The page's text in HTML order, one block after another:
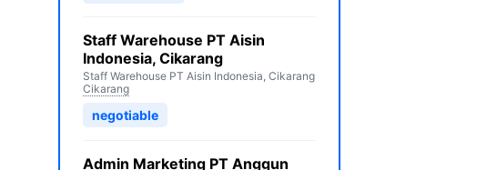
Staff Warehouse PT Aisin
Indonesia, Cikarang
Staff Warehouse PT Aisin Indonesia, Cikarang
Cikarang
negotiable
Admin Marketing PT Anggun